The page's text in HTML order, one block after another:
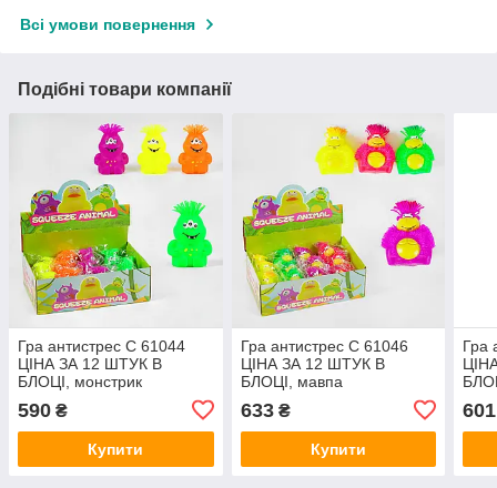
Всі умови повернення
Подібні товари компанії
Гра антистрес C 61044
ЦІНА ЗА 12 ШТУК В
БЛОЦІ, монстрик
590 ₴
Купити
Гра антистрес C 61046
ЦІНА ЗА 12 ШТУК В
БЛОЦІ, мавпа
633₴
Купити
Гра
601